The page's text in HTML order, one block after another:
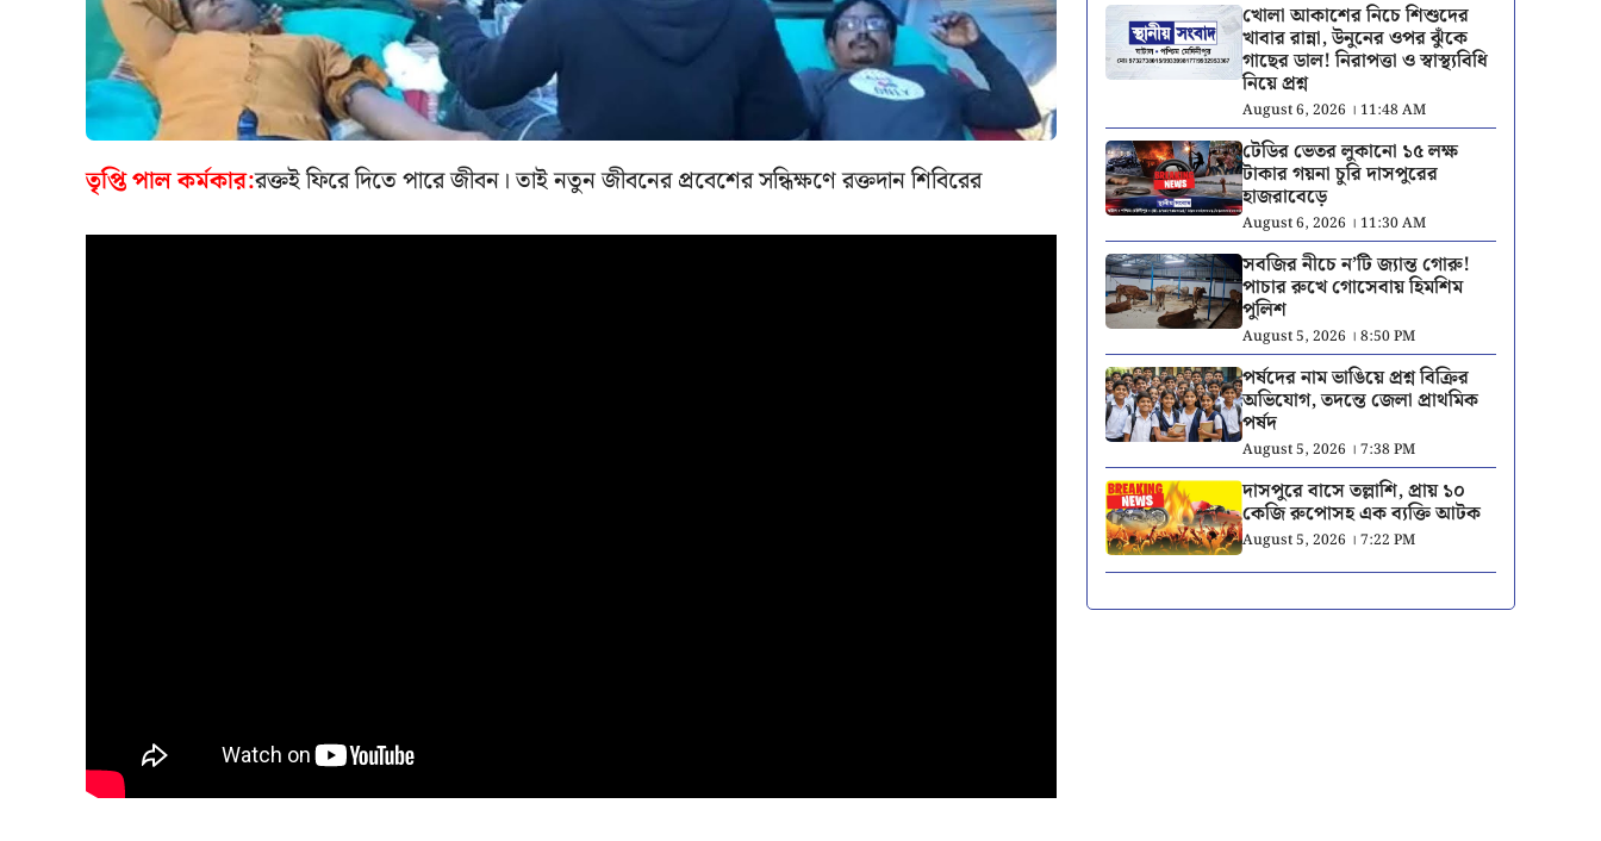
তৃপ্তি পাল কর্মকার:রক্তই ফিরে দিতে পারে জীবন। তাই নতুন জীবনের প্রবেশের সন্ধিক্ষণে রক্তদান শিবিরের
খোলা আকাশের নিচে শিশুদের
খাবার রান্না, উনুনের ওপর ঝুঁকে
গাছের ডাল! নিরাপত্তা ও স্বাস্থ্যবিধি
নিয়ে প্রশ্ন
August 6, 2026 । 11:48 AM
টেডির ভেতর লুকানো ১৫ লক্ষ
টাকার গয়না চুরি দাসপুরের
হাজরাবেড়ে
August 6, 2026 । 11:30 AM
সবজির নীচে ন’টি জ্যান্ত গোরু!
পাচার রুখে গোসেবায় হিমশিম
পুলিশ
August 5, 2026 । 8:50 PM
পর্ষদের নাম ভাঙিয়ে প্রশ্ন বিক্রির
অভিযোগ, তদন্তে জেলা প্রাথমিক
পর্ষদ
August 5, 2026 । 7:38 PM
দাসপুরে বাসে তল্লাশি, প্রায় ১০
কেজি রুপোসহ এক ব্যক্তি আটক
August 5, 2026 । 7:22 PM